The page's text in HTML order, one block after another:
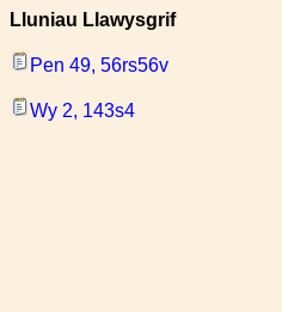
Lluniau Llawysgrif
Pen 49, 56rs56v
Wy 2, 143s4